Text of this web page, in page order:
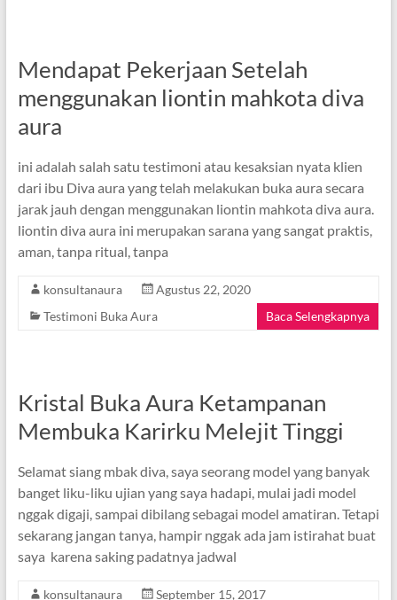
Mendapat Pekerjaan Setelah
menggunakan liontin mahkota diva
aura
ini adalah salah satu testimoni atau kesaksian nyata klien
dari ibu Diva aura yang telah melakukan buka aura secara
jarak jauh dengan menggunakan liontin mahkota diva aura.
liontin diva aura ini merupakan sarana yang sangat praktis,
aman, tanpa ritual, tanpa
konsultanaura
Agustus 22, 2020
Testimoni Buka Aura
Baca Selengkapnya
Kristal Buka Aura Ketampanan
Membuka Karirku Melejit Tinggi
Selamat siang mbak diva, saya seorang model yang banyak
banget liku-liku ujian yang saya hadapi, mulai jadi model
nggak digaji, sampai dibilang sebagai model amatiran. Tetapi
sekarang jangan tanya, hampir nggak ada jam istirahat buat
saya karena saking padatnya jadwal
konsultanaura September 15, 2017